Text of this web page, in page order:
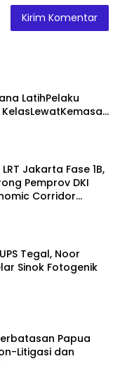
LatihPelaku
KelasLewatKemasan
Jakarta Fase 1B,
Pemprov DKI
Corridor
Tegal, Noor
Sinok Fotogenik
Papua
Litigasi dan